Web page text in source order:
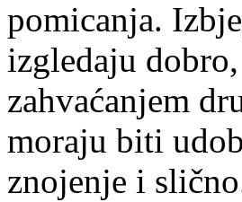
pomicanja.
izgledaju
zahvaćanjem
moraju biti
znojenje i